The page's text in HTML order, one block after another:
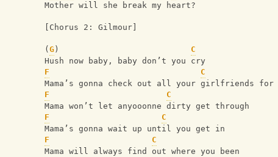
Mother will she break my heart?
[Chorus 2: Gilmour]
( G ) C
Hush now baby, baby don’t you cry
F
C
Mama’s gonna check out all your girlfriends for
F
C
Mama won’t let anyooonne dirty get through
F
C
Mama’s gonna wait up until you get in
F
C
Mama will always find out where you been